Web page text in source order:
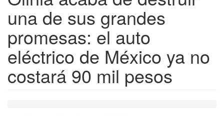
una de sus grandes
promesas: el auto
eléctrico de México ya no
costará 90 mil pesos